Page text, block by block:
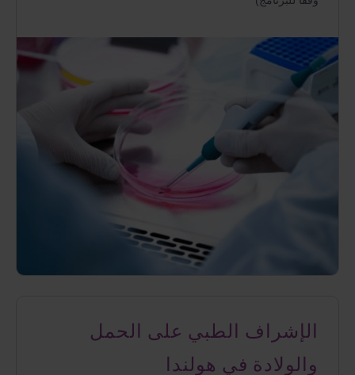
الإشراف الطبي على الحمل
والولادة في هولندا